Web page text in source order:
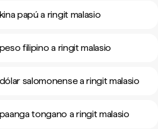
papú a ringit malasio
filipino a ringit malasio
salomonense a ringit malasio
tongano a ringit malasio